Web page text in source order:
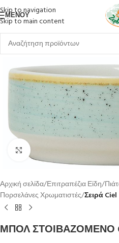
Skip to navigation
Skip to main content
ΜΕΝΟΎ
Κλικ για μεγέθυνση
Αρχική σελίδα Επιτραπέζια Είδη
Πορσελάνες Χρωματιστές Σειρά Ciel
ΜΠΟΛ ΣΤΟΙΒΑΖΟΜΕΝΟ